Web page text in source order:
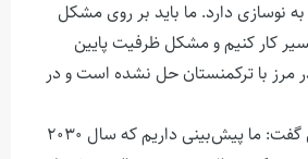
نوسازی دارد. ما باید بر روی مشکل
کار کنیم و مشکل ظرفیت پایین
مرز با ترکمنستان حل نشده است و در
این فعال اقتصادی روس گفت: ما پیش‌بینی داریم که سال ۲۰۳۰